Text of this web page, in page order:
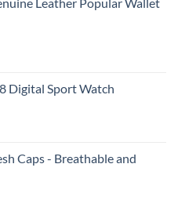
Digital Sport Watch
Caps - Breathable and